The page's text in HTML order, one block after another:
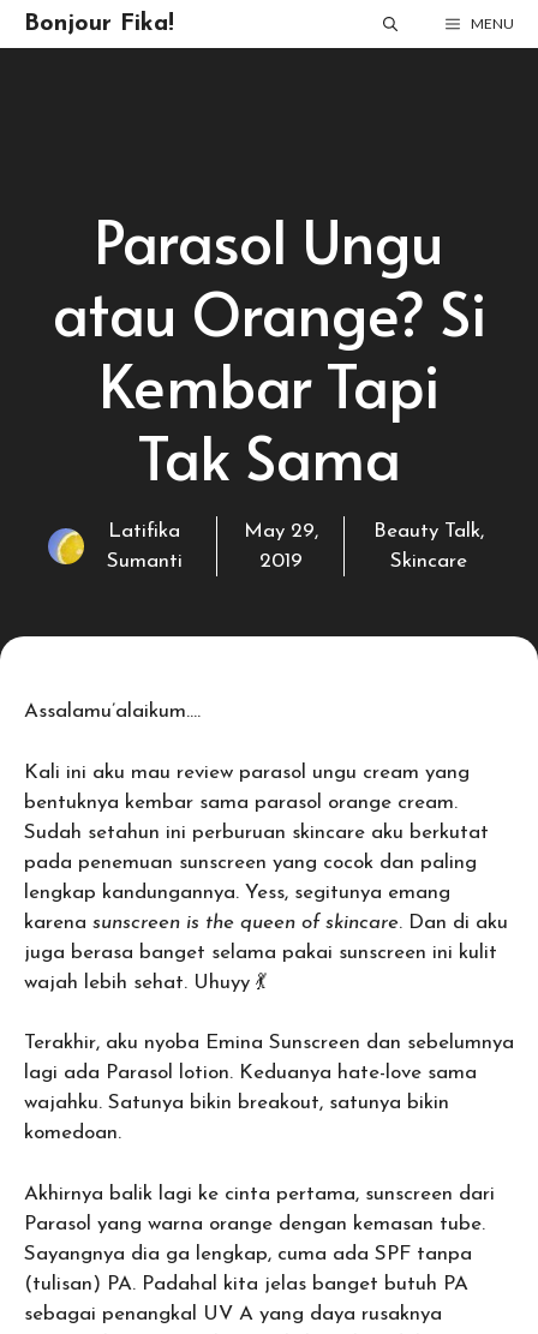
Skip
to
Bonjour Fika! MENU
Parasol Ungu
atau Orange? Si
Kembar Tapi
Tak Sama
Latifika
Sumanti
May 29,
2019
Beauty Talk,
Skincare
Assalamu’alaikum….
Kali ini aku mau review parasol ungu cream yang
bentuknya kembar sama parasol orange cream.
Sudah setahun ini perburuan skincare aku berkutat
pada penemuan sunscreen yang cocok dan paling
lengkap kandungannya. Yess, segitunya emang
karena sunscreen is the queen of skincare. Dan di aku
juga berasa banget selama pakai sunscreen ini kulit
wajah lebih sehat. Uhuyy 💃
Terakhir, aku nyoba Emina Sunscreen dan sebelumnya
lagi ada Parasol lotion. Keduanya hate-love sama
wajahku. Satunya bikin breakout, satunya bikin
komedoan.
Akhirnya balik lagi ke cinta pertama, sunscreen dari
Parasol yang warna orange dengan kemasan tube.
Sayangnya dia ga lengkap, cuma ada SPF tanpa
(tulisan) PA. Padahal kita jelas banget butuh PA
sebagai penangkal UV A yang daya rusaknya